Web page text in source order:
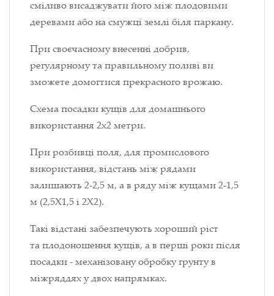
сміливо висаджувати його між плодовими
деревами або на смужці землі біля паркану.
При своєчасному внесенні добрив,
регулярному та правильному поливі ви
зможете домогтися прекрасного врожаю.
Схема посадки кущів для домашнього
використання 2х2 метри.
При розбивці поля, для промислового
використання, відстань між рядами
залишають 2-2,5 м, а в ряду між кущами 2-1,5
м (2,5X1,5 і 2X2).
Такі відстані забезпечують хороший ріст
та плодоношення кущів, а в перші роки після
посадки - механізовану обробку грунту в
міжряддях у двох напрямках.